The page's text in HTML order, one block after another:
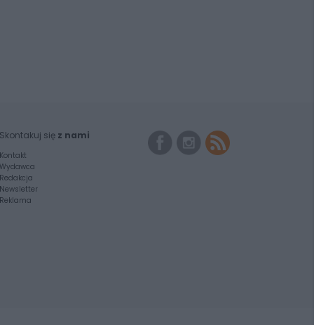
Skontakuj się z nami
Kontakt
Wydawca
Redakcja
Newsletter
Reklama